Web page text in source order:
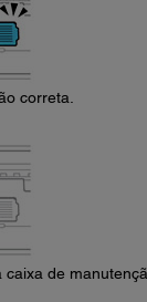
correta.
de